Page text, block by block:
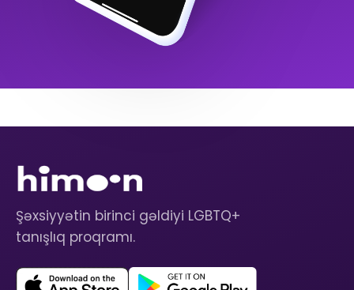
Şəxsiyyətin birinci gəldiyi LGBTQ+
tanışlıq proqramı.